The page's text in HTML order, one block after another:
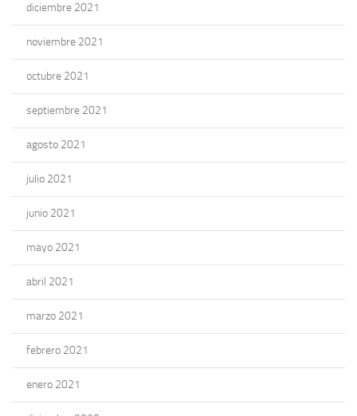
diciembre 2021
noviembre 2021
octubre 2021
septiembre 2021
agosto 2021
julio 2021
junio 2021
mayo 2021
abril 2021
marzo 2021
febrero 2021
enero 2021